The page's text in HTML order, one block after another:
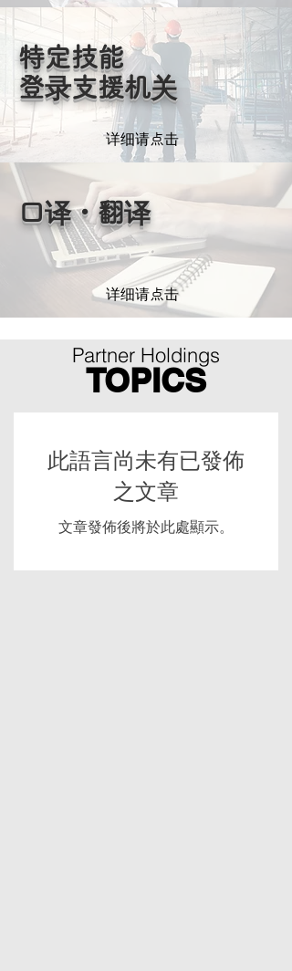
特定技能
登录支援机关
详细请点击
口译・翻译
详细请点击
Partner Holdings
TOPICS
此語言尚未有已發佈
之文章
文章發佈後將於此處顯示。